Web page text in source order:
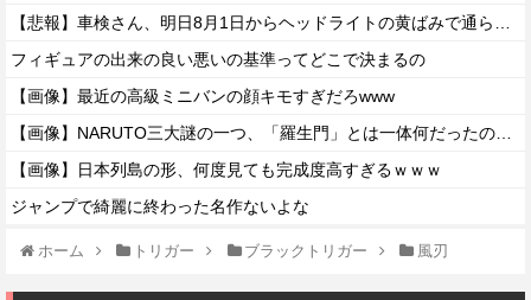
フィギュアの出来の良い悪いの基準ってどこで決まるの
【画像】最近の高級ミニバンの顔キモすぎだろwww
【画像】日本列島の形、何度見ても完成度高すぎるｗｗｗ
ジャンプで綺麗に終わった名作ないよな
ホーム トリガー ブラックトリガー 風刃